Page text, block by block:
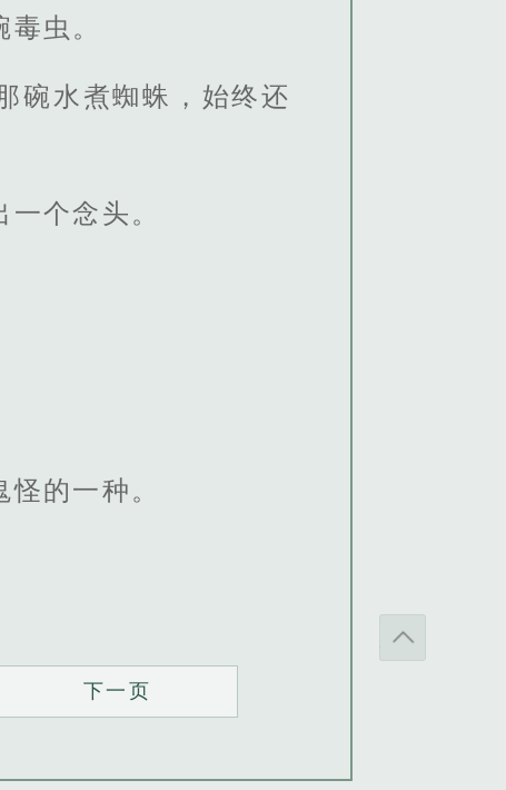
虫。
碗水煮蜘蛛，始终还
个念头。
的一种。
下一页